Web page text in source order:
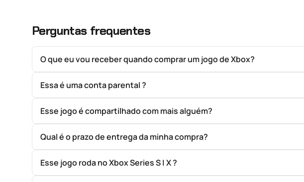
Perguntas frequentes
O que eu vou receber quando comprar um jogo de Xbox?
Essa é uma conta parental ?
Esse jogo é compartilhado com mais alguém?
Qual é o prazo de entrega da minha compra?
Esse jogo roda no Xbox Series S | X ?